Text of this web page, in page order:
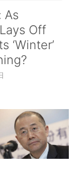
As
Off
‘Winter’